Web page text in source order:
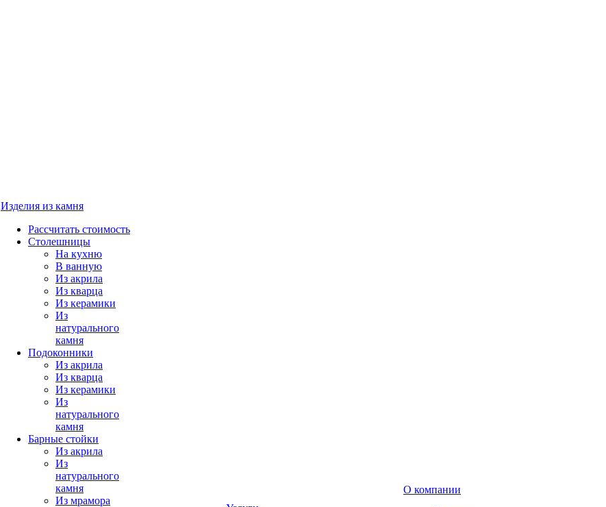
Изделия из камня
Рассчитать стоимость
Столешницы
На кухню
В ванную
Из акрила
Из кварца
Из керамики
Из
натурального
камня
Подоконники
Из акрила
Из кварца
Из керамики
Из
натурального
камня
Барные стойки
Из акрила
Из
натурального
камня
Из мрамора
О компании